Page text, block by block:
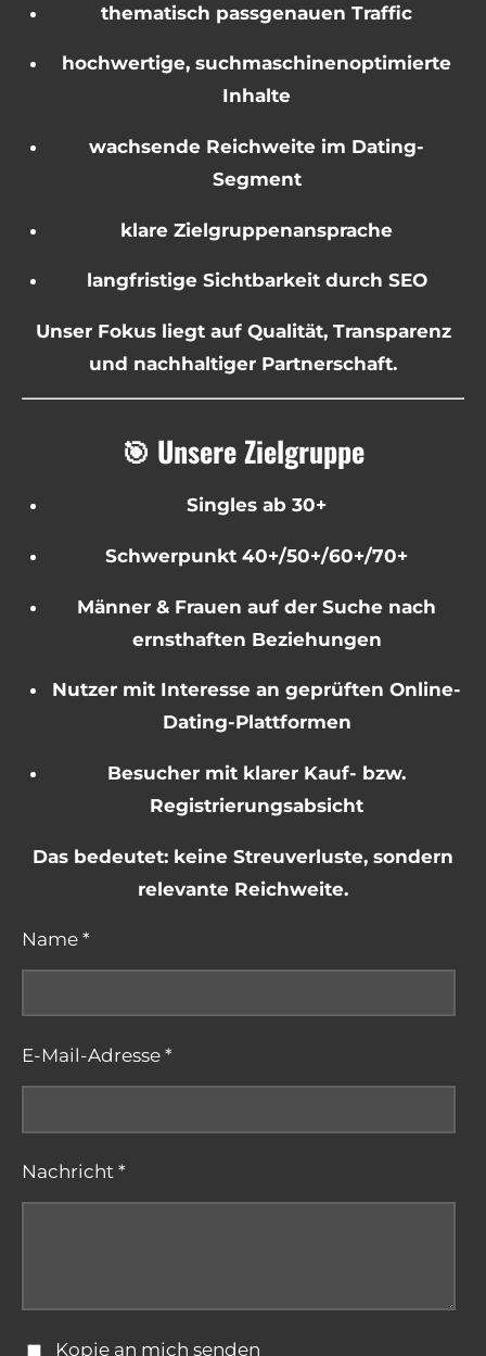
thematisch passgenauen Traffic
hochwertige, suchmaschinenoptimierte
Inhalte
wachsende Reichweite im Dating-
Segment
klare Zielgruppenansprache
langfristige Sichtbarkeit durch SEO
Unser Fokus liegt auf Qualität, Transparenz
und nachhaltiger Partnerschaft.
🎯 Unsere Zielgruppe
Singles ab 30+
Schwerpunkt 40+/50+/60+/70+
Männer & Frauen auf der Suche nach
ernsthaften Beziehungen
Nutzer mit Interesse an geprüften Online-
Dating-Plattformen
Besucher mit klarer Kauf- bzw.
Registrierungsabsicht
Das bedeutet: keine Streuverluste, sondern
relevante Reichweite.
Name *
E-Mail-Adresse *
Nachricht *
Kopie an mich senden